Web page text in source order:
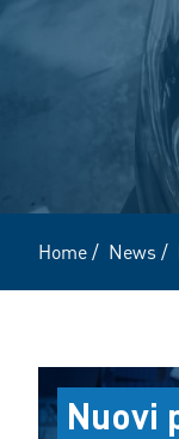
Home/ News /
Nuovi